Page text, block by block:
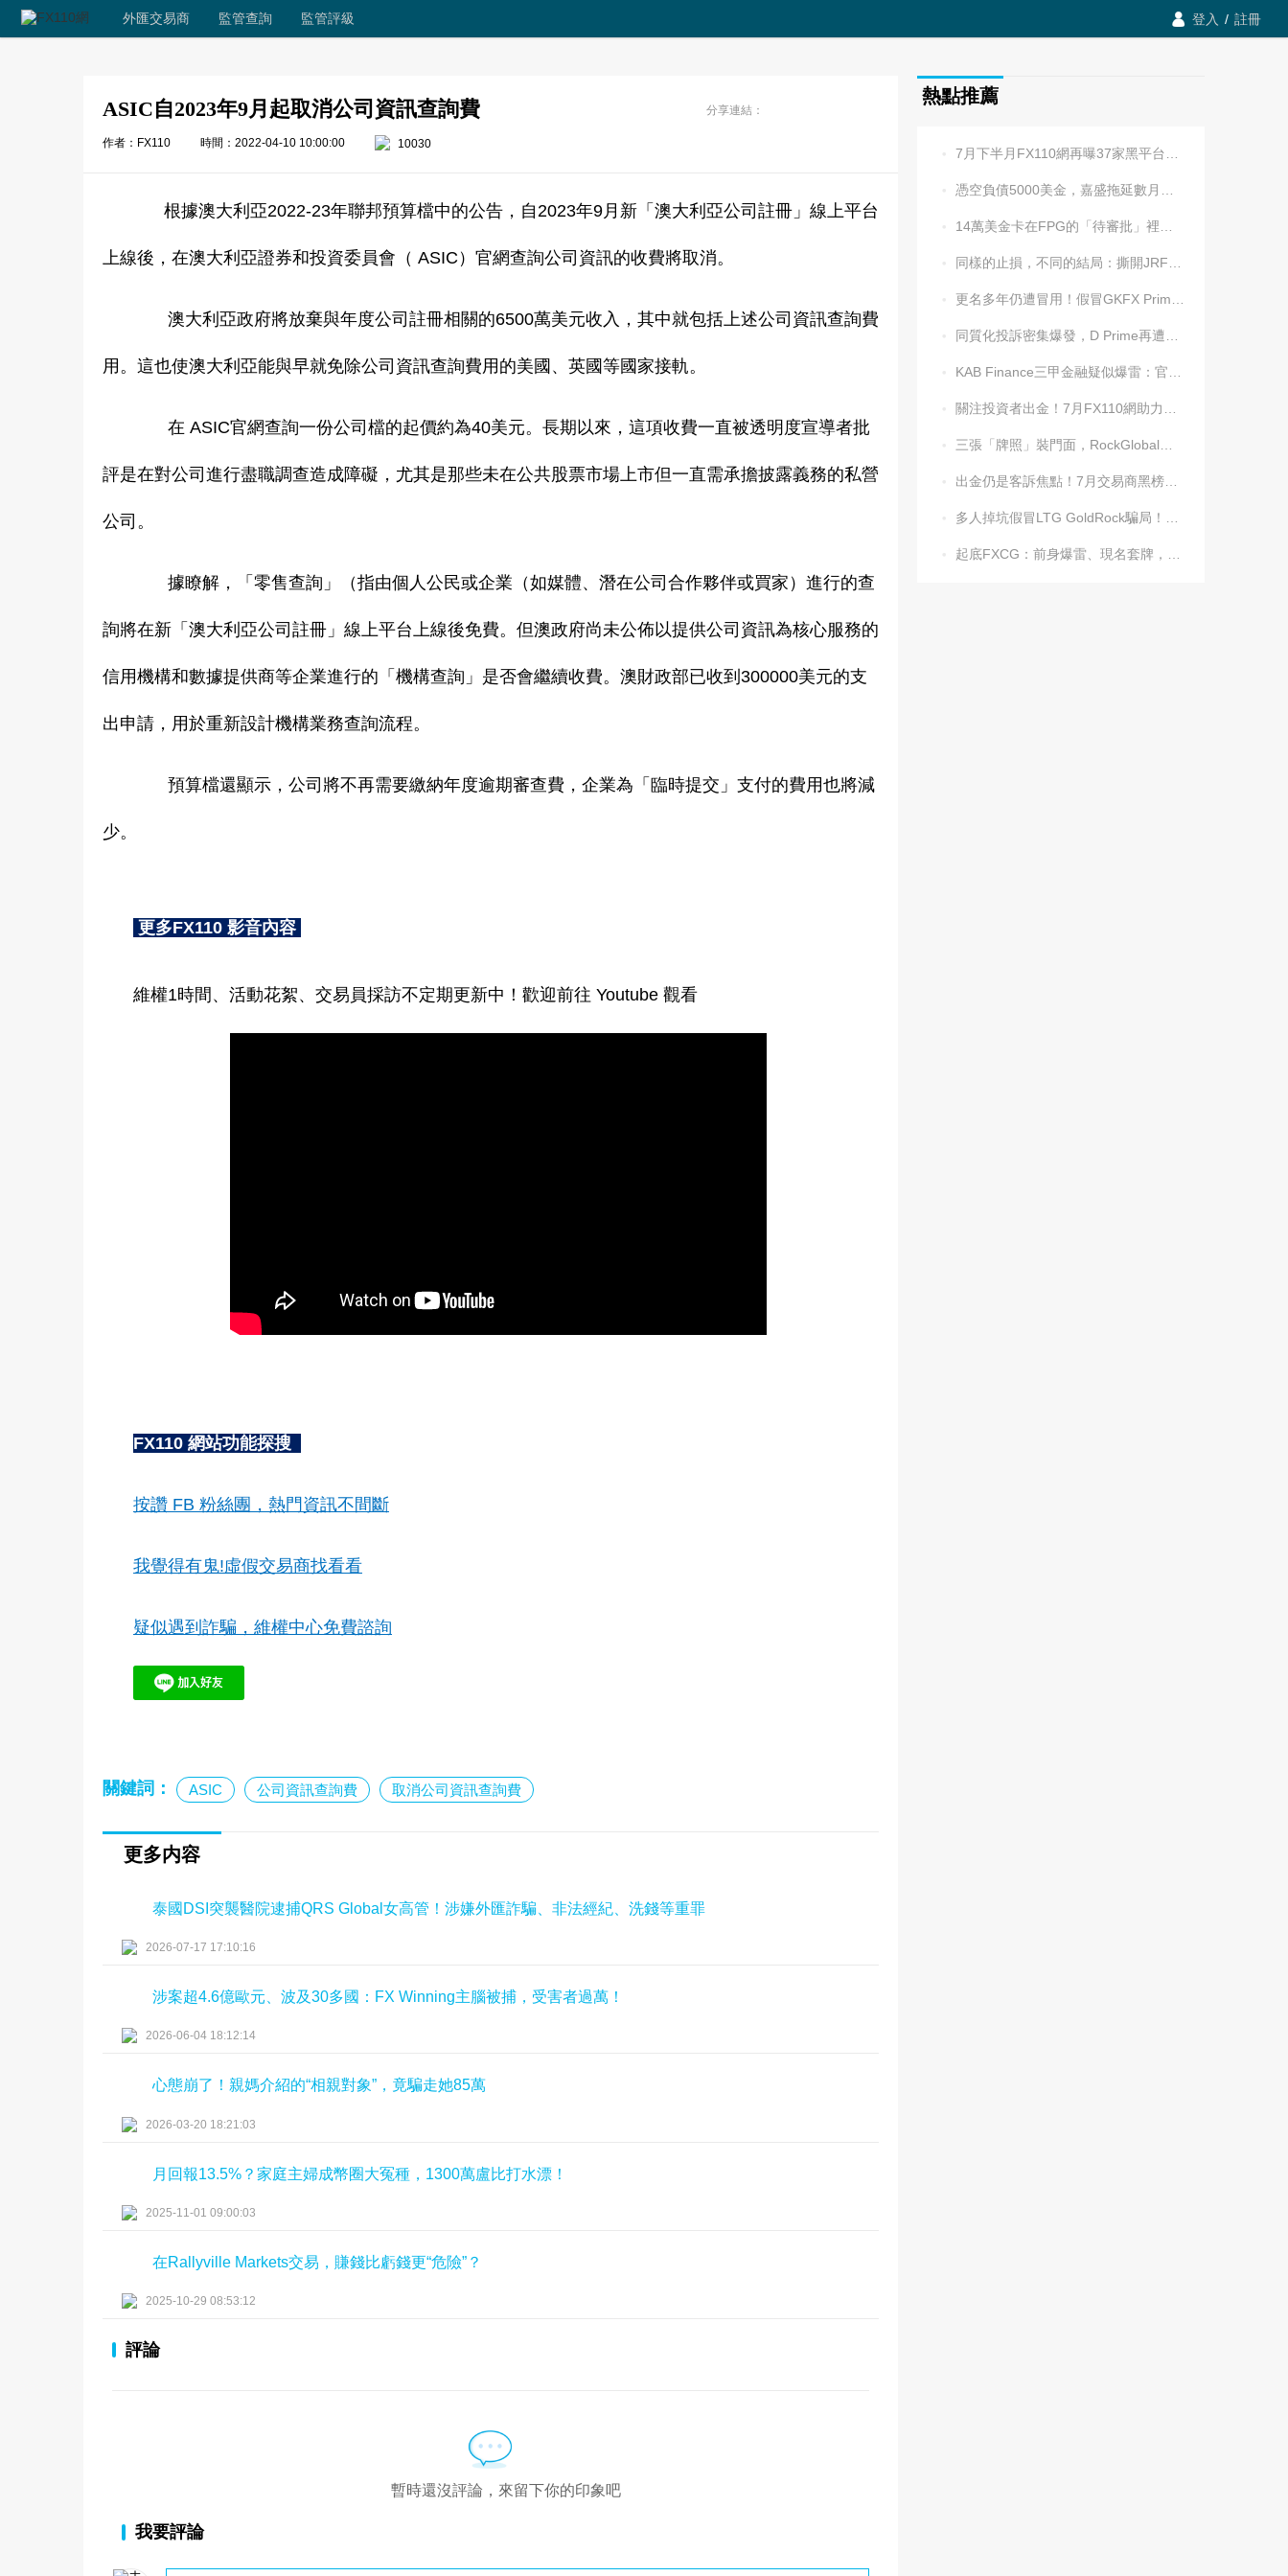
外匯交易商 監管查詢 監管評級  登入 / 註冊
ASIC自2023年9月起取消公司資訊查詢費 分享連結：
作者：FX110 時間：2022-04-10 10:00:00 10030
根據澳大利亞2022-23年聯邦預算檔中的公告，自2023年9月新「澳大利亞公司註冊」線上平台
上線後，在澳大利亞證券和投資委員會（ ASIC）官網查詢公司資訊的收費將取消。
澳大利亞政府將放棄與年度公司註冊相關的6500萬美元收入，其中就包括上述公司資訊查詢費
用。這也使澳大利亞能與早就免除公司資訊查詢費用的美國、英國等國家接軌。
在 ASIC官網查詢一份公司檔的起價約為40美元。長期以來，這項收費一直被透明度宣導者批
評是在對公司進行盡職調查造成障礙，尤其是那些未在公共股票市場上市但一直需承擔披露義務的私營
公司。
據瞭解，「零售查詢」（指由個人公民或企業（如媒體、潛在公司合作夥伴或買家）進行的查
詢將在新「澳大利亞公司註冊」線上平台上線後免費。但澳政府尚未公佈以提供公司資訊為核心服務的
信用機構和數據提供商等企業進行的「機構查詢」是否會繼續收費。澳財政部已收到300000美元的支
出申請，用於重新設計機構業務查詢流程。
預算檔還顯示，公司將不再需要繳納年度逾期審查費，企業為「臨時提交」支付的費用也將減
少。
更多FX110 影音內容
維權1時間、活動花絮、交易員採訪不定期更新中！歡迎前往 Youtube 觀看
FX110 網站功能探搜
按讚 FB 粉絲團，熱門資訊不間斷
我覺得有鬼!虛假交易商找看看
疑似遇到詐騙，維權中心免費諮詢
關鍵詞： ASIC 公司資訊查詢費 取消公司資訊查詢費
更多内容
泰國DSI突襲醫院逮捕QRS Global女高管！涉嫌外匯詐騙、非法經紀、洗錢等重罪
2026-07-17 17:10:16
涉案超4.6億歐元、波及30多國：FX Winning主腦被捕，受害者過萬！
2026-06-04 18:12:14
心態崩了！親媽介紹的“相親對象”，竟騙走她85萬
2026-03-20 18:21:03
月回報13.5%？家庭主婦成幣圈大冤種，1300萬盧比打水漂！
2025-11-01 09:00:03
在Rallyville Markets交易，賺錢比虧錢更“危險”？
2025-10-29 08:53:12
評論
暫時還沒評論，來留下你的印象吧
我要評論
熱點推薦
7月下半月FX110網再曝37家黑平台，多家疑為同一團伙操控
憑空負債5000美金，嘉盛拖延數月後封號！老牌平台耍流氓更令人心寒
14萬美金卡在FPG的「待審批」裡逾兩週，平台全線冷處理
同樣的止損，不同的結局：撕開JRFX金榮環球定向滑點的遮羞布
更名多年仍遭冒用！假冒GKFX Prime捷凱金融，又來了！
同質化投訴密集爆發，D Prime再遭實名舉報：超3.2萬美元遭無理扣押
KAB Finance三甲金融疑似爆雷：官網癱瘓、業務員失聯、出金遇阻
關注投資者出金！7月FX110網助力追回資金1202.5萬元
三張「牌照」裝門面，RockGlobal收割起來毫不手軟
出金仍是客訴焦點！7月交易商黑榜名單發布
多人掉坑假冒LTG GoldRock騙局！平台本尊曾被清算，受害者同樣不計其數
起底FXCG：前身爆雷、現名套牌，受害者還在增加